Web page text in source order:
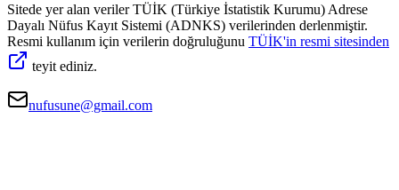
Sitede yer alan veriler TÜİK (Türkiye İstatistik Kurumu) Adrese
Dayalı Nüfus Kayıt Sistemi (ADNKS) verilerinden derlenmiştir.
Resmi kullanım için verilerin doğruluğunu TÜİK'in resmi sitesinden
teyit ediniz.
nufusune@gmail.com